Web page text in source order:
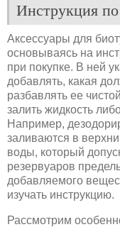
Инструкция
Аксессуары для
основываясь на
при покупке. В ней
добавлять, какая
разбавлять ее
залить жидкость
Например,
заливаются в
воды, который
резервуаров
добавляемого
изучать инструкцию.
Рассмотрим